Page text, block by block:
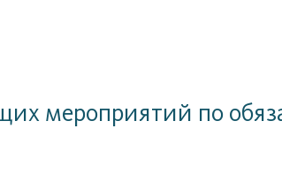
мероприятий по